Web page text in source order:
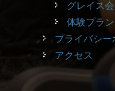
グレイス
体験プラン
プライバシー
アクセス